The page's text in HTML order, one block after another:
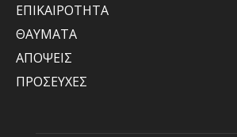
ΕΠΙΚΑΙΡΟΤΗΤΑ
ΘΑΥΜΑΤΑ
ΑΠΟΨΕΙΣ
ΠΡΟΣΕΥΧΕΣ